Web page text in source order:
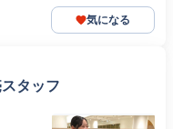
気になる
タッフ